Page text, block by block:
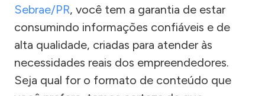
Sebrae/PR, você tem a garantia de estar
consumindo informações confiáveis e de
alta qualidade, criadas para atender às
necessidades reais dos empreendedores.
Seja qual for o formato de conteúdo que